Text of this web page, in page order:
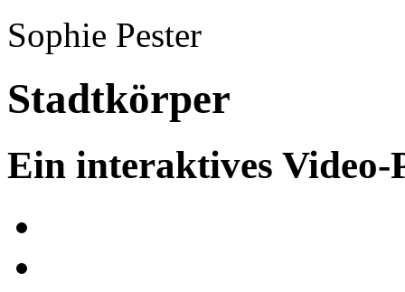
Sophie Pester
Stadtkörper
Ein interaktives Video-